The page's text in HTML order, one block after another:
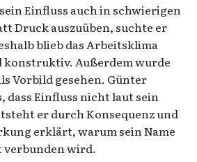
Einfluss auch in schwierigen
Druck auszuüben, suchte er
blieb das Arbeitsklima
konstruktiv. Außerdem wurde
Vorbild gesehen. Günter
dass Einfluss nicht laut sein
er durch Konsequenz und
erklärt, warum sein Name
wird.